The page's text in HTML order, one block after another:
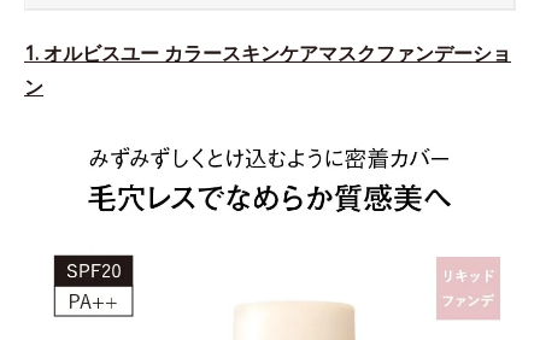
1. オルビスユー カラースキンケアマスクファンデーショ
ン